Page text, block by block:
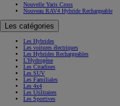
Nouvelle Yaris Cross
Nouveau RAV4 Hybride Rechargeable
Les catégories
Les Hybrides
Les voitures électriques
Les Hybrides Rechargeables
L'Hydrogène
Les Citadines
Les SUV
Les Familiales
Les 4x4
Les Utilitaires
Les Sportives